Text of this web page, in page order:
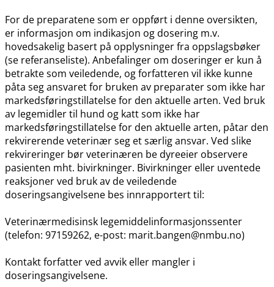
For de preparatene som er oppført i denne oversikten,
er informasjon om indikasjon og dosering m.v.
hovedsakelig basert på opplysninger fra oppslagsbøker
(se referanseliste). Anbefalinger om doseringer er kun å
betrakte som veiledende, og forfatteren vil ikke kunne
påta seg ansvaret for bruken av preparater som ikke har
markedsføringstillatelse for den aktuelle arten. Ved bruk
av legemidler til hund og katt som ikke har
markedsføringstillatelse for den aktuelle arten, påtar den
rekvirerende veterinær seg et særlig ansvar. Ved slike
rekvireringer bør veterinæren be dyreeier observere
pasienten mht. bivirkninger. Bivirkninger eller uventede
reaksjoner ved bruk av de veiledende
doseringsangivelsene bes innrapportert til:
Veterinærmedisinsk legemiddelinformasjonssenter
(telefon: 97159262, e-post: marit.bangen@nmbu.no)
Kontakt forfatter ved avvik eller mangler i
doseringsangivelsene.